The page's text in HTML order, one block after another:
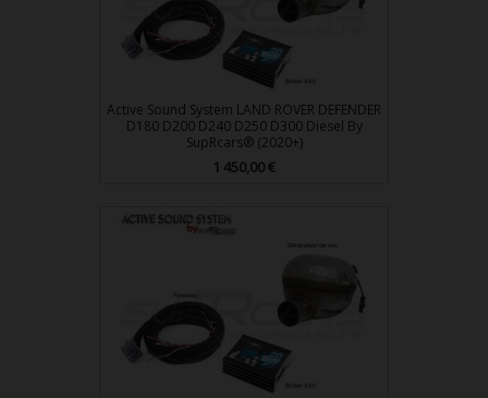
Active Sound System LAND ROVER DEFENDER
D180 D200 D240 D250 D300 Diesel By
SupRcars® (2020+)
Prix
1 450,00 €